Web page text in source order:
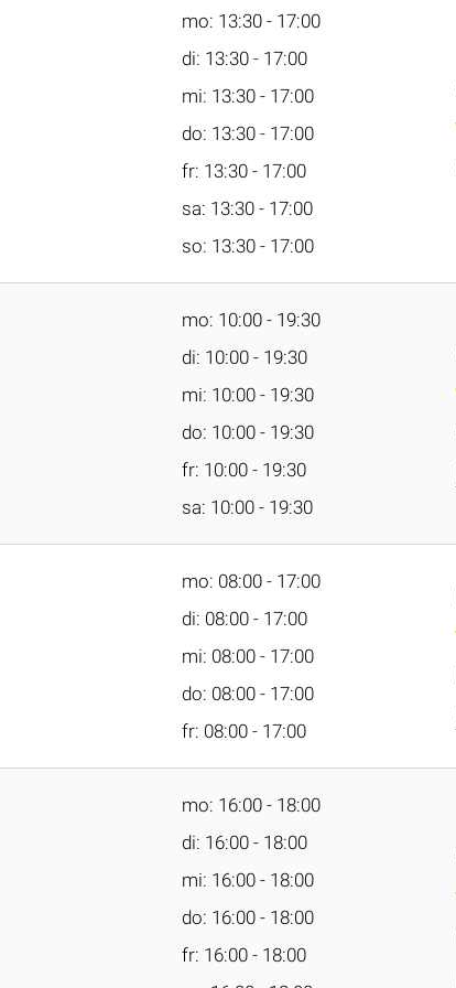
mo: 13:30 - 17:00
di: 13:30 - 17:00
mi: 13:30 - 17:00
do: 13:30 - 17:00
fr: 13:30 - 17:00
sa: 13:30 - 17:00
so: 13:30 - 17:00
mo: 10:00 - 19:30
di: 10:00 - 19:30
mi: 10:00 - 19:30
do: 10:00 - 19:30
fr: 10:00 - 19:30
sa: 10:00 - 19:30
mo: 08:00 - 17:00
di: 08:00 - 17:00
mi: 08:00 - 17:00
do: 08:00 - 17:00
fr: 08:00 - 17:00
mo: 16:00 - 18:00
di: 16:00 - 18:00
mi: 16:00 - 18:00
do: 16:00 - 18:00
fr: 16:00 - 18:00